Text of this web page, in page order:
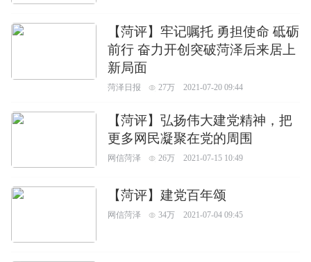
【菏评】牢记嘱托 勇担使命 砥砺
前行 奋力开创突破菏泽后来居上
新局面
菏泽日报 27万 2021-07-20 09:44
【菏评】弘扬伟大建党精神，把
更多网民凝聚在党的周围
网信菏泽 26万 2021-07-15 10:49
【菏评】建党百年颂
网信菏泽 34万 2021-07-04 09:45